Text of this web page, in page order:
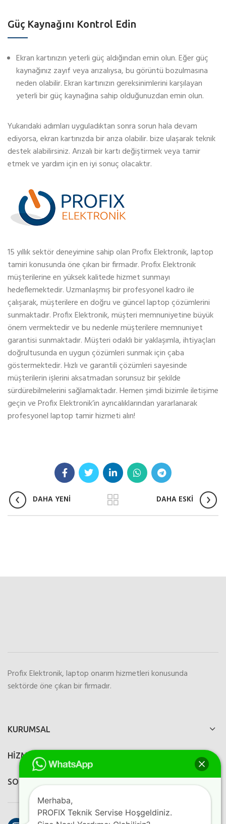
Güç Kaynağını Kontrol Edin
Ekran kartınızın yeterli güç aldığından emin olun. Eğer güç
kaynağınız zayıf veya arızalıysa, bu görüntü bozulmasına
neden olabilir. Ekran kartınızın gereksinimlerini karşılayan
yeterli bir güç kaynağına sahip olduğunuzdan emin olun.
Yukarıdaki adımları uyguladıktan sonra sorun hala devam
ediyorsa, ekran kartınızda bir arıza olabilir. bize ulaşarak teknik
destek alabilirsiniz. Arızalı bir kartı değiştirmek veya tamir
etmek ve yardım için en iyi sonuç olacaktır.
15 yıllık sektör deneyimine sahip olan Profix Elektronik, laptop
tamiri konusunda öne çıkan bir firmadır. Profix Elektronik
müşterilerine en yüksek kalitede hizmet sunmayı
hedeflemektedir. Uzmanlaşmış bir profesyonel kadro ile
çalışarak, müşterilere en doğru ve güncel laptop çözümlerini
sunmaktadır. Profix Elektronik, müşteri memnuniyetine büyük
önem vermektedir ve bu nedenle müşterilere memnuniyet
garantisi sunmaktadır. Müşteri odaklı bir yaklaşımla, ihtiyaçları
doğrultusunda en uygun çözümleri sunmak için çaba
göstermektedir. Hızlı ve garantili çözümleri sayesinde
müşterilerin işlerini aksatmadan sorunsuz bir şekilde
sürdürebilmelerini sağlamaktadır. Hemen şimdi bizimle iletişime
geçin ve Profix Elektronik’in ayrıcalıklarından yararlanarak
profesyonel laptop tamir hizmeti alın!
DAHA YENİ DAHA ESKİ
Profix Elektronik, laptop onarım hizmetleri konusunda
sektörde öne çıkan bir firmadır.
KURUMSAL
HİZMETLERİMİZ
SOSYAL MEDYA
Merhaba,
PROFIX Teknik Servise Hoşgeldiniz.